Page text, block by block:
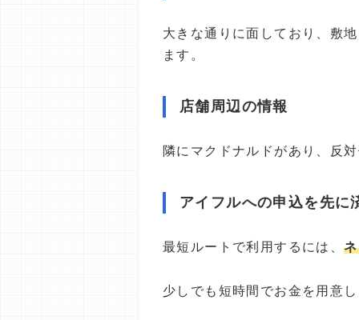
大きな通りに面しており、敷
ます。
店舗周辺の情報
隣にマクドナルドがあり、反
アイフルへの申込を先に
最短ルートで利用するには、
少しでも短時間でお金を用意